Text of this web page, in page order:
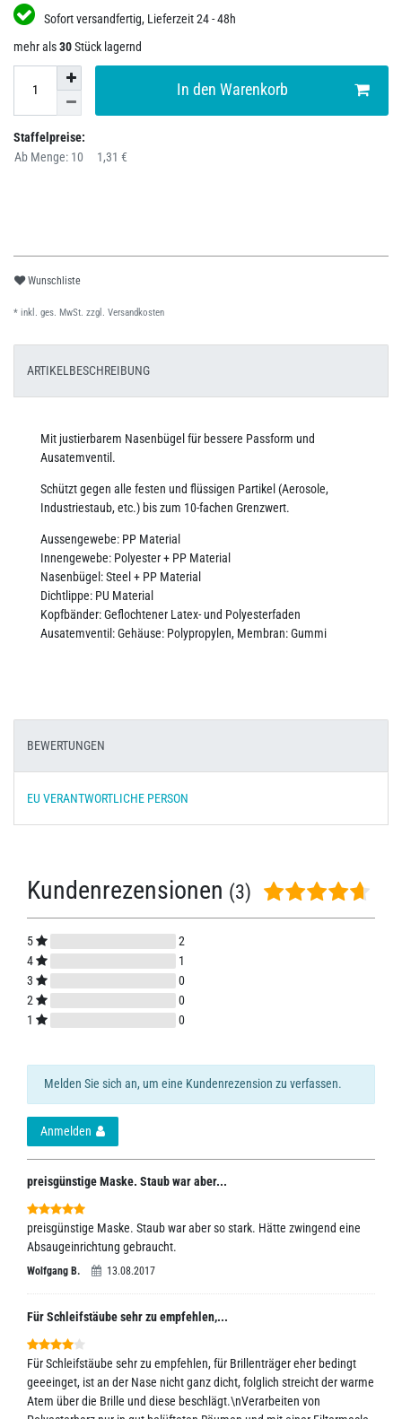
Sofort versandfertig, Lieferzeit 24 - 48h
mehr als30Stück lagernd
In den Warenkorb
Staffelpreise:
Ab Menge: 10
1,31 €
Wunschliste
* inkl. ges. MwSt. zzgl. Versandkosten
ARTIKELBESCHREIBUNG
Mit justierbarem Nasenbügel für bessere Passform und
Ausatemventil.
Schützt gegen alle festen und flüssigen Partikel (Aerosole,
Industriestaub, etc.) bis zum 10-fachen Grenzwert.
Aussengewebe: PP Material
Innengewebe: Polyester + PP Material
Nasenbügel: Steel + PP Material
Dichtlippe: PU Material
Kopfbänder: Geflochtener Latex- und Polyesterfaden
Ausatemventil: Gehäuse: Polypropylen, Membran: Gummi
BEWERTUNGEN
EU VERANTWORTLICHE PERSON
Kundenrezensionen (3)
5
2
4
1
3
0
2
0
1
0
Melden Sie sich an, um eine Kundenrezension zu verfassen.
Anmelden
preisgünstige Maske. Staub war aber...
preisgünstige Maske. Staub war aber so stark. Hätte zwingend eine
Absaugeinrichtung gebraucht.
Wolfgang B. 13.08.2017
Für Schleifstäube sehr zu empfehlen,...
Für Schleifstäube sehr zu empfehlen, für Brillenträger eher bedingt
geeeinget, ist an der Nase nicht ganz dicht, folglich streicht der warme
Atem über die Brille und diese beschlägt.\nVerarbeiten von